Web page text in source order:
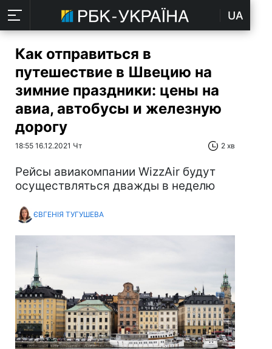
UA
Как отправиться в
путешествие в Швецию на
зимние праздники: цены на
авиа, автобусы и железную
дорогу
18:55 16.12.2021 Чт 2 хв
Рейсы авиакомпании WizzAir будут
осуществляться дважды в неделю
ЄВГЕНІЯ ТУГУШЕВА